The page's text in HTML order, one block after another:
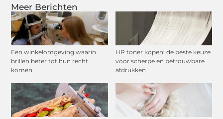
Meer Berichten
Een winkelomgeving waarin
brillen beter tot hun recht
komen
HP toner kopen: de beste keuze
voor scherpe en betrouwbare
afdrukken